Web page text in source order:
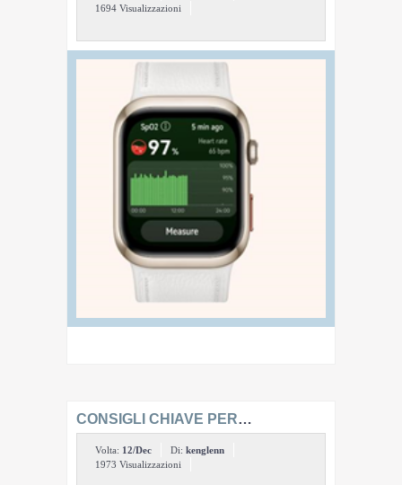
1694 Visualizzazioni
CONSIGLI CHIAVE PER
MANTENERSI IN SALUTE NEI TUOI
30, 40 ANNI E OLTRE
Volta: 12/Dec Di: kenglenn
1973 Visualizzazioni